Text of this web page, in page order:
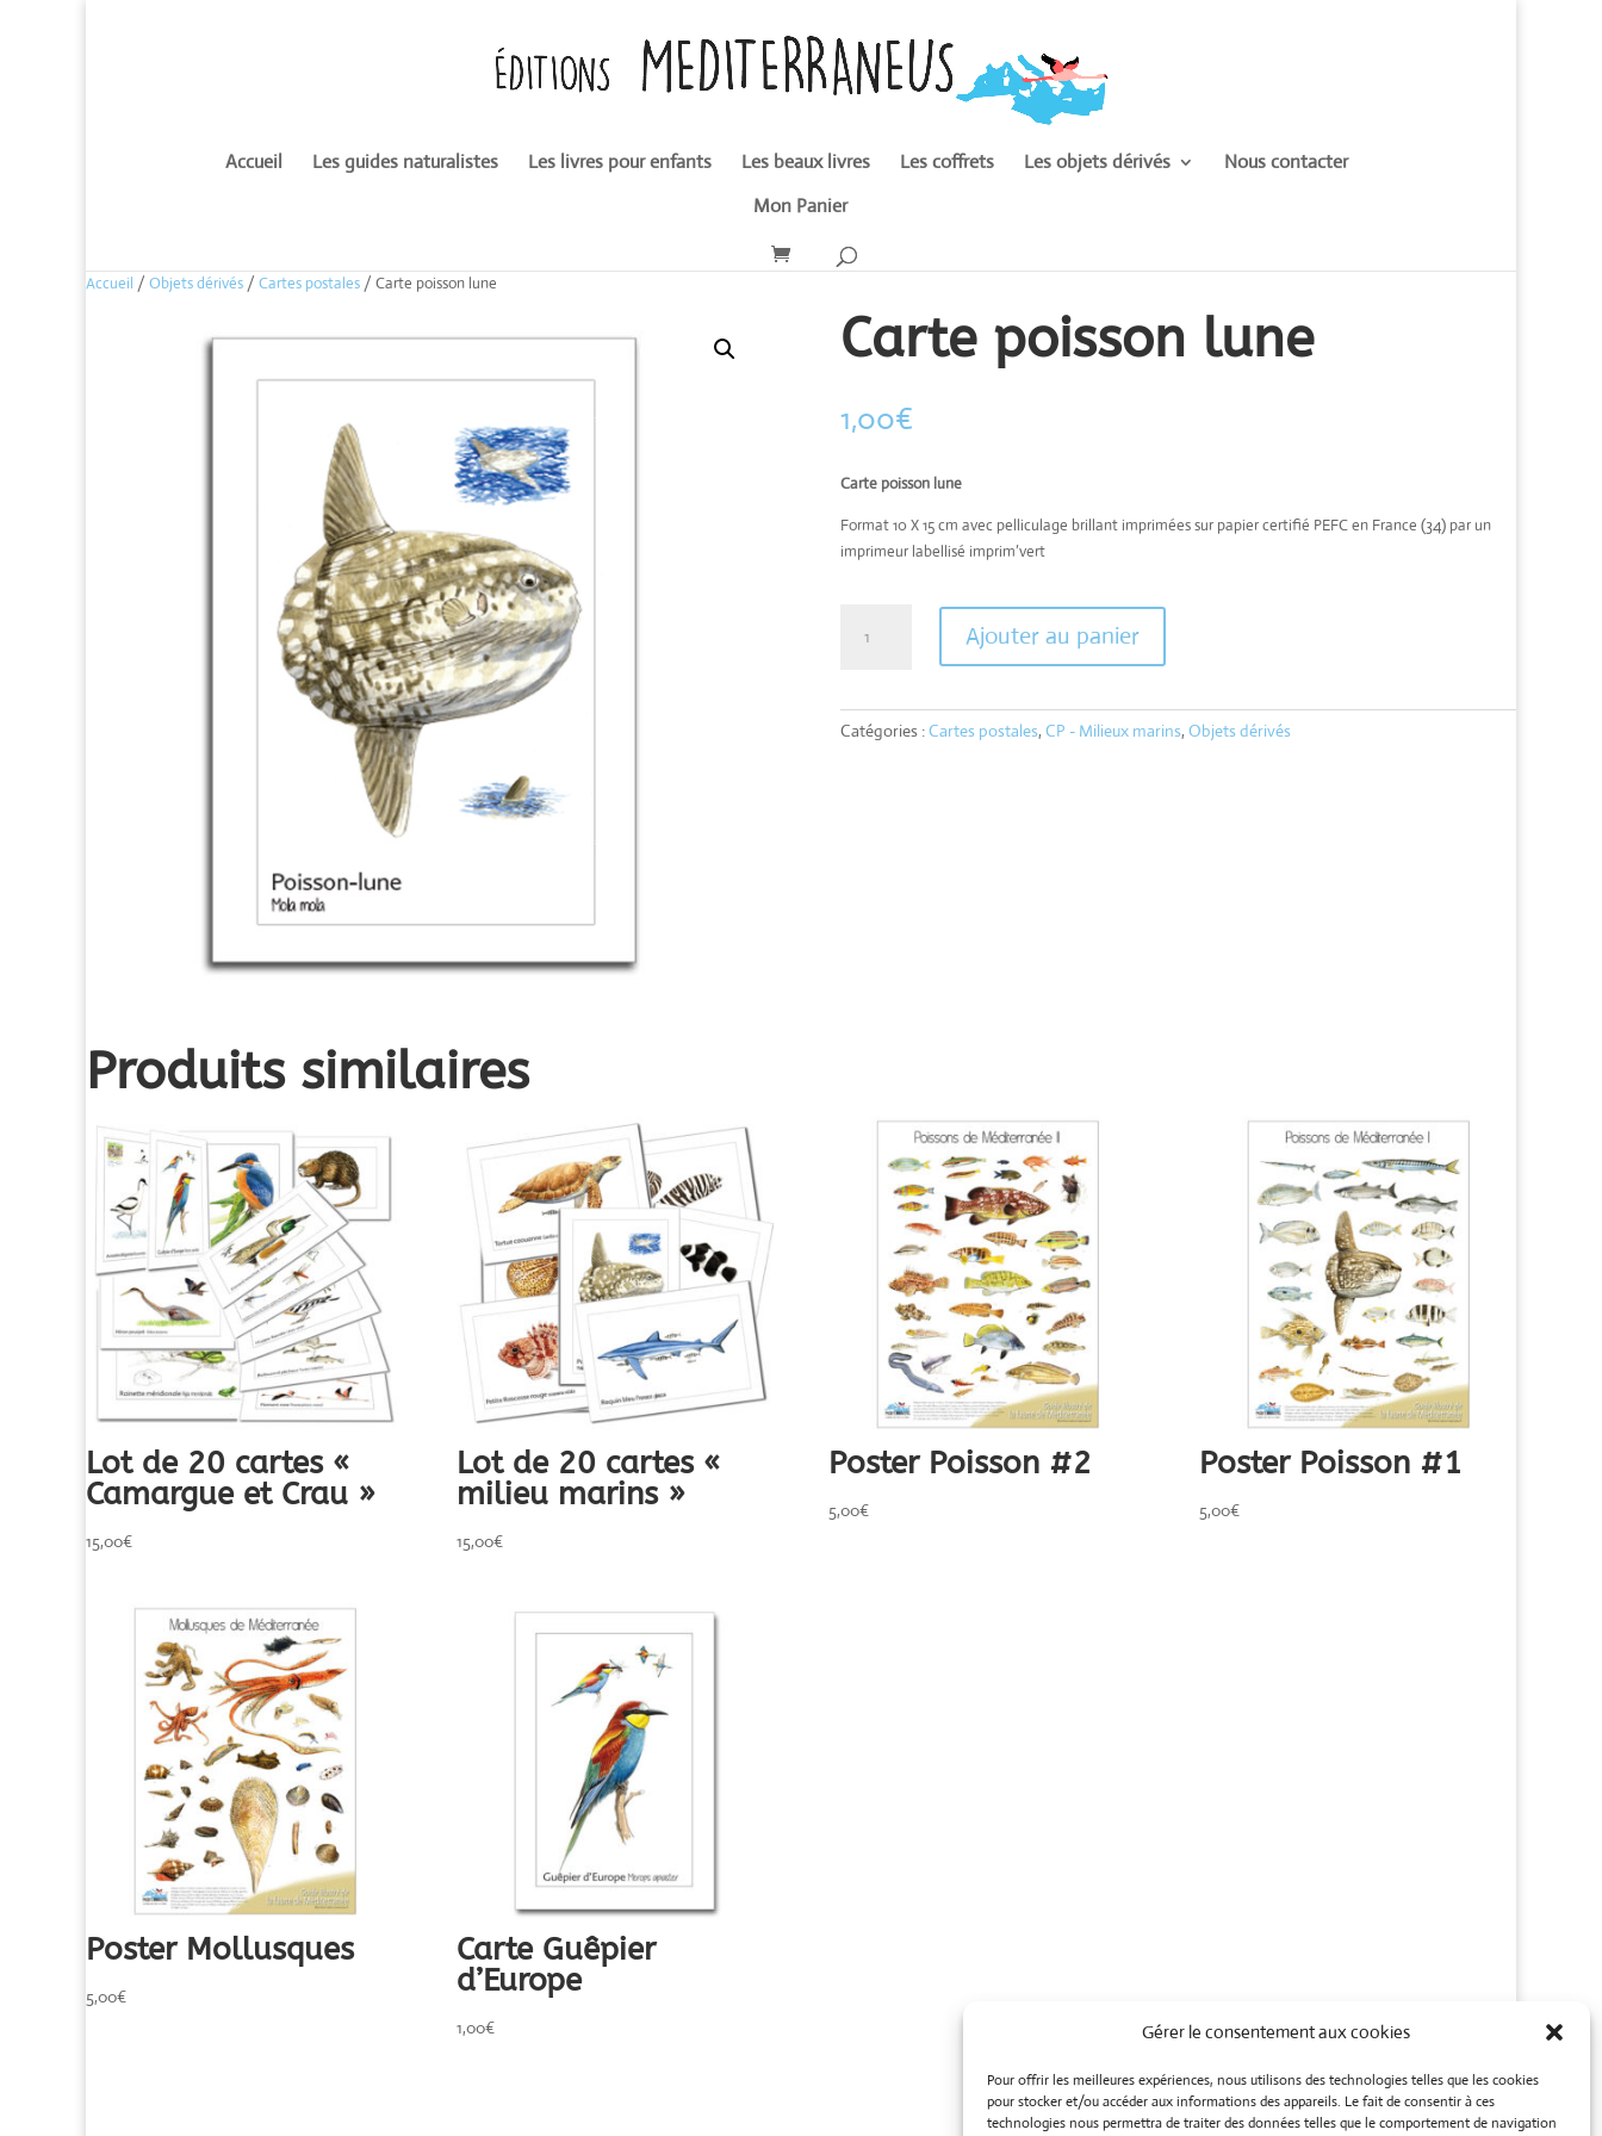
Gérer le consentement aux cookies
Pour offrir les meilleures expériences, nous utilisons des technologies telles que les cookies
pour stocker et/ou accéder aux informations des appareils. Le fait de consentir à ces
technologies nous permettra de traiter des données telles que le comportement de navigation
Accueil Les guides naturalistes Les livres pour enfants Les beaux livres Les coffrets Les objets dérivés
Nous contacter
Mon Panier
Accueil / Objets dérivés / Cartes postales / Carte poisson lune
Carte poisson lune
1,00€
Carte poisson lune
Format 10 X 15 cm avec pelliculage brillant imprimées sur papier certifié PEFC en France (34) par un
imprimeur labellisé imprim’vert
lune
Ajouter au panier
Catégories :Cartes postales, CP - Milieux marins, Objets dérivés
Produits similaires
Lot de 20 cartes «
Camargue et Crau »
15,00€
Lot de 20 cartes «
milieu marins »
15,00€
Poster Poisson #2
5,00€
Poster Poisson #1
5,00€
Poster Mollusques
5,00€
Carte Guêpier
d’Europe
1,00€